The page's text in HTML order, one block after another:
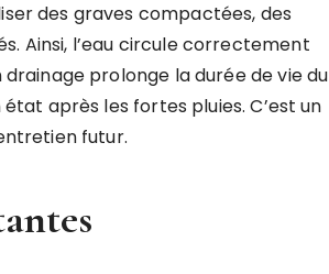
des graves compactées, des
Ainsi, l’eau circule correctement
prolonge la durée de vie du
après les fortes pluies. C’est un
futur.